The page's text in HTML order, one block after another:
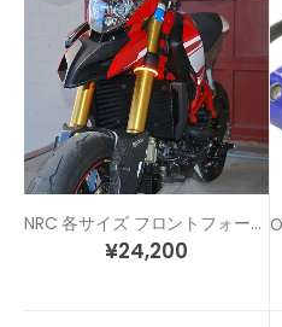
NRC 各サイズ フロントフォーククランプ LED ウィンカー
¥24,200